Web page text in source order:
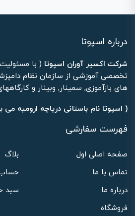
درباره اسپوتا
شرکت اکسیر آوران اسپوتا ( با
تخصصی آموزشی از سازمان نظام
های بازآموزی, سمینار, وبینار و
( اسپوتا نام باستانی دریاچه ارومیه می
فهرست سفارشی
صفحه اصلی اول
بلاگ
تماس با ما
درباره ما
سبد
فروشگاه